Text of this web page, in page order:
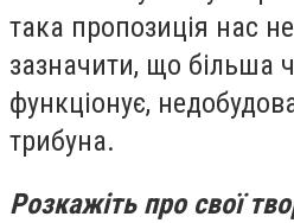
така пропозиція нас
зазначити, що більша
функціонує,
трибуна.
Розкажіть про свої